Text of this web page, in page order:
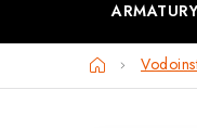
Domů